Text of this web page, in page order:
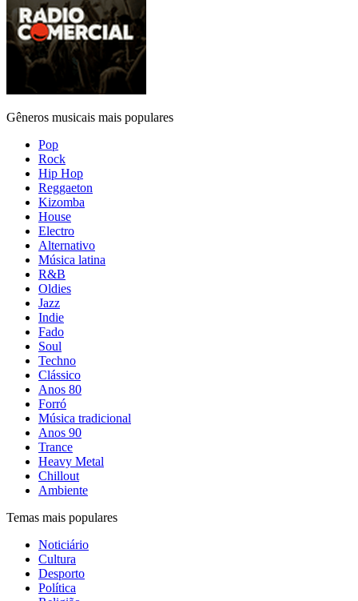
Gêneros musicais mais populares
Pop
Rock
Hip Hop
Reggaeton
Kizomba
House
Electro
Alternativo
Música latina
R&B
Oldies
Jazz
Indie
Fado
Soul
Techno
Clássico
Anos 80
Forró
Música tradicional
Anos 90
Trance
Heavy Metal
Chillout
Ambiente
Temas mais populares
Noticiário
Cultura
Desporto
Política